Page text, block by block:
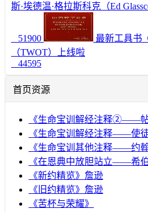
斯·埃德温·格拉斯科克（Ed
51900
最新工具书
（TWOT）上线啦
44595
首页资源
《生命宝训解经注释②——
《生命宝训解经注释——使
《生命宝训其他注释——约翰
《在恩典中放胆站立——希伯
《新约精览》詹逊
《旧约精览》詹逊
《苦杯与荣耀》